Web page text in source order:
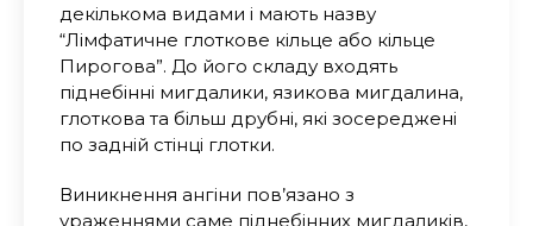
декількома видами і мають назву
“Лімфатичне глоткове кільце або кільце
Пирогова”. До його складу входять
піднебінні мигдалики, язикова мигдалина,
глоткова та більш друбні, які зосереджені
по задній стінці глотки.
Виникнення ангіни пов’язано з
ураженнями саме піднебінних мигдаликів,